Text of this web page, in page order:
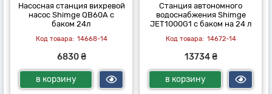
Насосная станция вихревой
насос Shimge QB60A с
баком 24л
14668-14
6830 ₴
в корзину
Станция автономного
водоснабжения Shimge
JET1000G1 с баком на 24 л
14672-14
13734 ₴
в корзину